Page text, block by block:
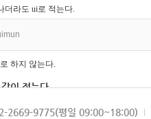
더라도 ui로 적는다.
하지 않는다.
이 적는다.
2669-9775(평일 09:00~18:00)